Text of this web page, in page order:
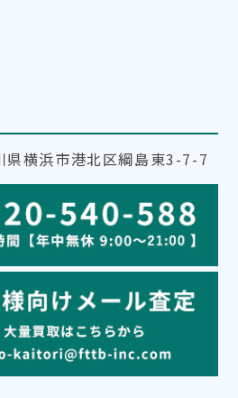
横浜市港北区綱島東3-7-7